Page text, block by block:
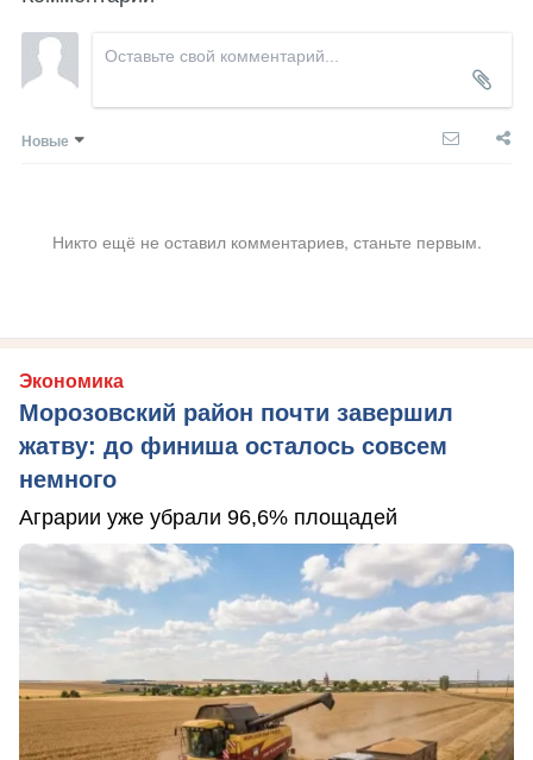
Новые
Никто ещё не оставил комментариев, станьте первым.
Экономика
Морозовский район почти завершил
жатву: до финиша осталось совсем
немного
Аграрии уже убрали 96,6% площадей